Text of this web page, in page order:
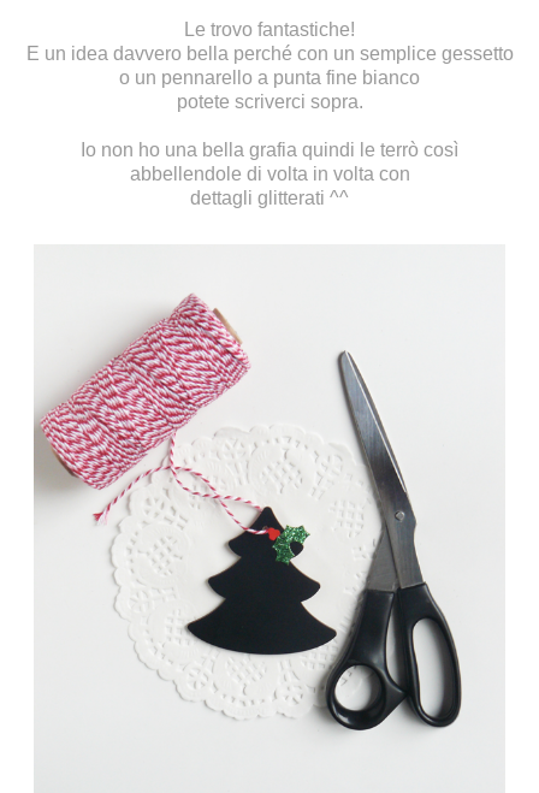
Le trovo fantastiche!
E un idea davvero bella perché con un semplice gessetto
o un pennarello a punta fine bianco
potete scriverci sopra.
Io non ho una bella grafia quindi le terrò così
abbellendole di volta in volta con
dettagli glitterati ^^